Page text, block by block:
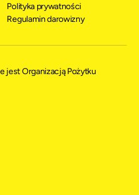
jest Organizacją Pożytku
Polityka prywatności
Regulamin darowizny